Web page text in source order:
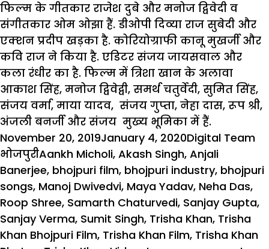
फिल्‍म के गीतकार राजेश दुबे और मनोज द्विवेदी व
संगीतकार ओम ओझा हैं. डीओपी दिव्‍या राज सुबेदी और
एक्‍शन प्रदीप खड़का है. कोरियोग्राफी कानू मुखर्जी और
कवि राज ने किया है. एडिटर संजय जायसवाल और
कला रंधीर का है. फिल्‍म में त्रिशा खान के अलावा
आकाश सिंह, मनोज द्विवेद्वी, समर्थ चतुर्वेदी, सुमित सिंह,
संजय वर्मा, माया यादव, संजय गुप्‍ता, नेहा दास, रूप श्री,
अंजली बनर्जी और संजय मुख्‍य भूमिका में हैं.
Posted
on
November 20, 2019January 4, 2020Author
Digital Team
भोजपुरीTags
Aankh Micholi, Akash Singh, Anjali
Banerjee, bhojpuri film, bhojpuri industry, bhojpuri
songs, Manoj Dwivedvi, Maya Yadav, Neha Das,
Roop Shree, Samarth Chaturvedi, Sanjay Gupta,
Sanjay Verma, Sumit Singh, Trisha Khan, Trisha
Khan Bhojpuri Film, Trisha Khan Film, Trisha Khan